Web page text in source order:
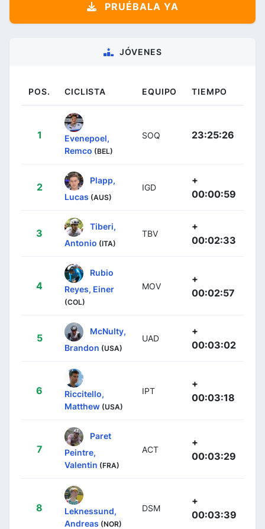
PRUÉBALA YA
JÓVENES
POS. CICLISTA EQUIPO TIEMPO
1
Evenepoel,
Remco (BEL)
SOQ 23:25:26
2
Plapp,
Lucas (AUS)
IGD
+
00:00:59
3
Tiberi,
Antonio (ITA)
TBV
+
00:02:33
4
Rubio
Reyes, Einer
(COL)
MOV
+
00:02:57
5
McNulty,
Brandon (USA)
UAD
+
00:03:02
6
Riccitello,
Matthew (USA)
IPT
+
00:03:18
7
Paret
Peintre,
Valentin (FRA)
ACT
+
00:03:29
8
Leknessund,
Andreas (NOR)
DSM
+
00:03:39